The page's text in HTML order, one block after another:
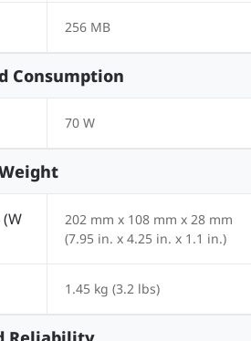
256 MB
Consumption
70 W
202 mm x 108 mm x 28 mm
(7.95 in. x 4.25 in. x 1.1 in.)
1.45 kg (3.2 lbs)